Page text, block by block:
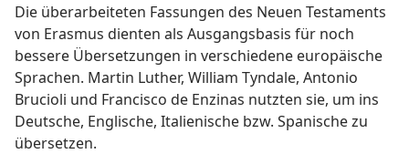
Die überarbeiteten Fassungen des Neuen Testaments
von Erasmus dienten als Ausgangsbasis für noch
bessere Übersetzungen in verschiedene europäische
Sprachen. Martin Luther, William Tyndale, Antonio
Brucioli und Francisco de Enzinas nutzten sie, um ins
Deutsche, Englische, Italienische bzw. Spanische zu
übersetzen.